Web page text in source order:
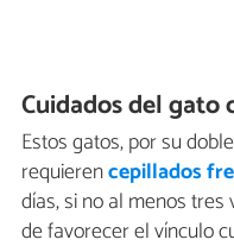
Cuidados del gato
Estos gatos, por su
requierencepillados
días, si no al menos
de favorecer el vínculo